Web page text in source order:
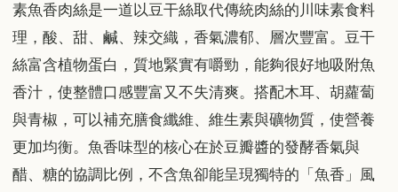
素魚香肉絲是一道以豆干絲取代傳統肉絲的川味素食料
理，酸、甜、鹹、辣交織，香氣濃郁、層次豐富。豆干
絲富含植物蛋白，質地緊實有嚼勁，能夠很好地吸附魚
香汁，使整體口感豐富又不失清爽。搭配木耳、胡蘿蔔
與青椒，可以補充膳食纖維、維生素與礦物質，使營養
更加均衡。魚香味型的核心在於豆瓣醬的發酵香氣與
醋、糖的協調比例，不含魚卻能呈現獨特的「魚香」風